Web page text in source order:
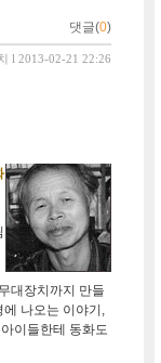
댓글(0)
l 2013-02-21 22:26
대장치까지 만들
에 나오는 이야기,
이들한테 동화도